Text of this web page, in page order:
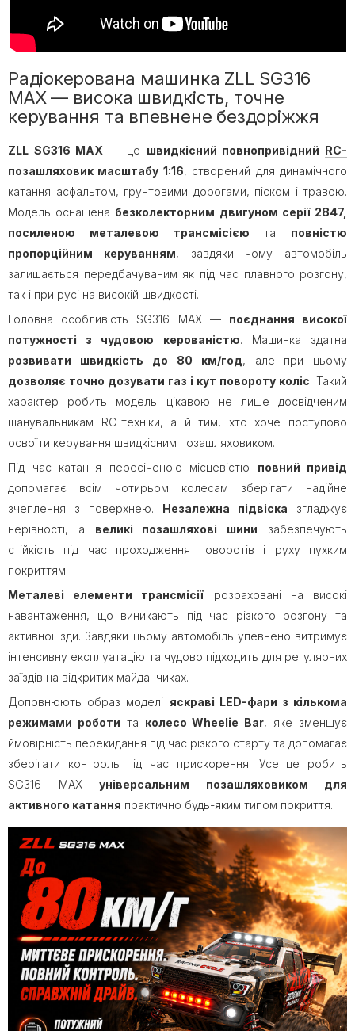
Радіокерована машинка ZLL SG316
MAX — висока швидкість, точне
керування та впевнене бездоріжжя
ZLL SG316 MAX — це швидкісний повнопривідний RC-
позашляховик масштабу 1:16, створений для динамічного
катання асфальтом, ґрунтовими дорогами, піском і травою.
Модель оснащена безколекторним двигуном серії 2847,
посиленою металевою трансмісією та повністю
пропорційним керуванням, завдяки чому автомобіль
залишається передбачуваним як під час плавного розгону,
так і при русі на високій швидкості.
Головна особливість SG316 MAX — поєднання високої
потужності з чудовою керованістю. Машинка здатна
розвивати швидкість
до 80 км/год, але при цьому
дозволяє точно дозувати газ і кут повороту коліс. Такий
характер робить модель цікавою не лише досвідченим
шанувальникам RC-техніки, а й тим, хто хоче поступово
освоїти керування швидкісним позашляховиком.
Під час катання пересіченою місцевістю повний привід
допомагає всім чотирьом колесам зберігати надійне
зчеплення з поверхнею. Незалежна підвіска згладжує
нерівності, а великі позашляхові шини забезпечують
стійкість під час проходження поворотів і руху пухким
покриттям.
Металеві елементи трансмісії розраховані на високі
навантаження, що виникають під час різкого розгону та
активної їзди. Завдяки цьому автомобіль упевнено витримує
інтенсивну експлуатацію та чудово підходить для регулярних
заїздів на відкритих майданчиках.
Доповнюють образ моделі яскраві LED-фари з кількома
режимами роботи та колесо Wheelie Bar, яке зменшує
ймовірність перекидання під час різкого старту та допомагає
зберігати контроль під час прискорення. Усе це робить
SG316 MAX універсальним позашляховиком для
активного катання практично будь-яким типом покриття.